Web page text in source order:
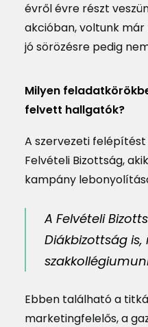
évről évre részt
akcióban, voltunk már
jó sörözésre pedig
Milyen
felvett hallgatók?
A szervezeti
Felvételi Bizottság,
kampány
A Felvételi
Diákbizottság is,
Ebben található a
marketingfelelős, a